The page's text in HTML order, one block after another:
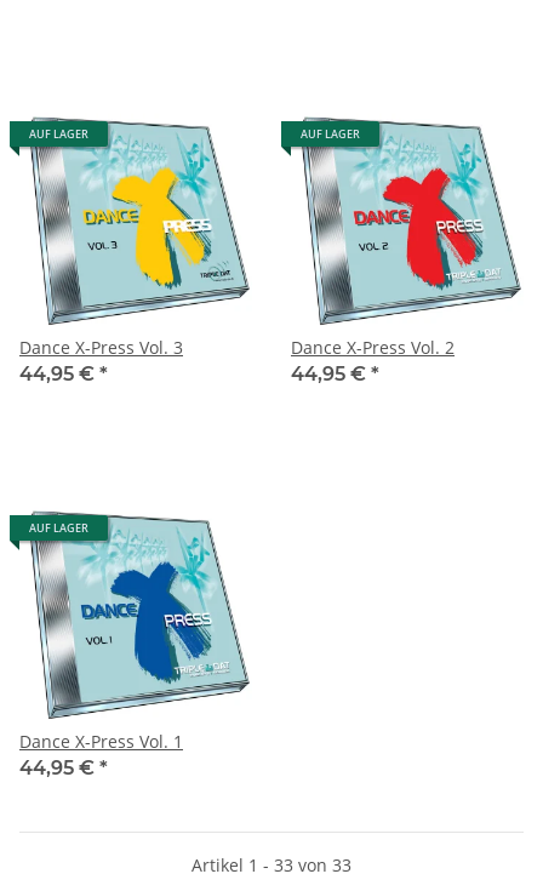
AUF LAGER
Dance X-Press Vol. 3
44,95 € *
AUF LAGER
Dance X-Press Vol. 2
44,95 € *
AUF LAGER
Dance X-Press Vol. 1
44,95 € *
Artikel 1 - 33 von 33